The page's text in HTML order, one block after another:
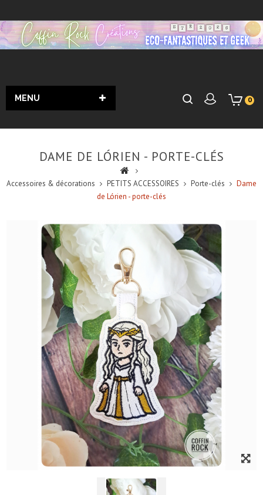
0
MENU
DAME DE LÓRIEN - PORTE-CLÉS
Accessoires & décorations PETITS ACCESSOIRES Porte-clés
Dame
de Lórien - porte-clés